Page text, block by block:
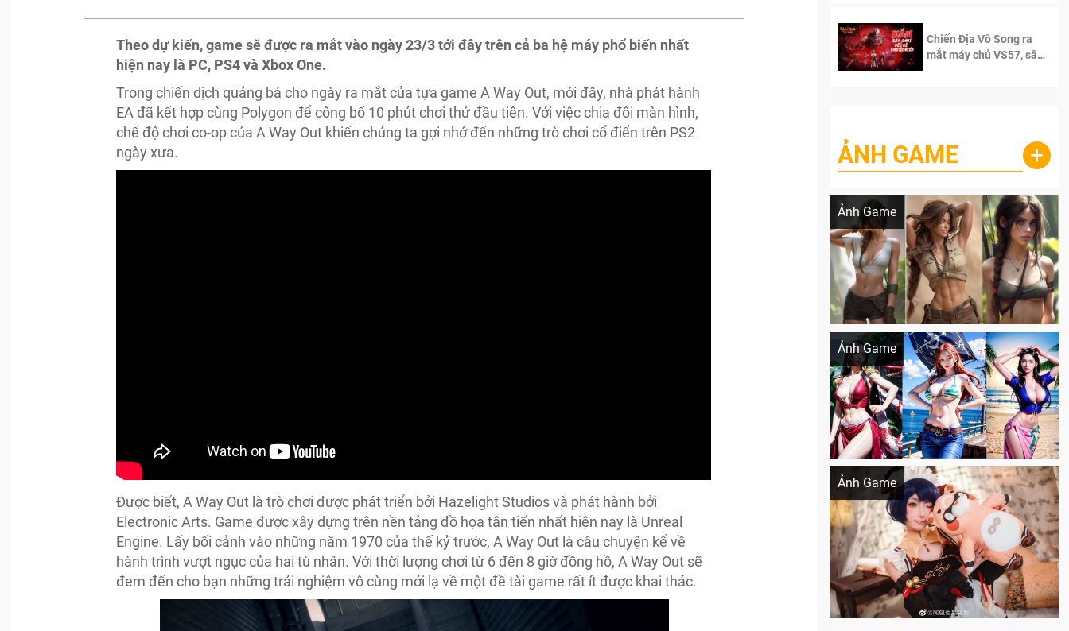
Theo dự kiến, game sẽ được ra mắt vào ngày 23/3 tới đây trên cả ba hệ máy phổ biến nhất
hiện nay là PC, PS4 và Xbox One.
Trong chiến dịch quảng bá cho ngày ra mắt của tựa game A Way Out, mới đây, nhà phát hành
EA đã kết hợp cùng Polygon để công bố 10 phút chơi thử đầu tiên. Với việc chia đôi màn hình,
chế độ chơi co-op của A Way Out khiến chúng ta gợi nhớ đến những trò chơi cổ điển trên PS2
ngày xưa.
Được biết, A Way Out là trò chơi được phát triển bởi Hazelight Studios và phát hành bởi
Electronic Arts. Game được xây dựng trên nền tảng đồ họa tân tiến nhất hiện nay là Unreal
Engine. Lấy bối cảnh vào những năm 1970 của thế kỷ trước, A Way Out là câu chuyện kể về
hành trình vượt ngục của hai tù nhân. Với thời lượng chơi từ 6 đến 8 giờ đồng hồ, A Way Out sẽ
đem đến cho bạn những trải nghiệm vô cùng mới lạ về một đề tài game rất ít được khai thác.
Chiến Địa Vô Song ra
mắt máy chủ VS57, sân
ẢNH GAME +
Ảnh Game
Lala Croft vừa nóng vừa xinh dưới nét vẽ
Ảnh Game
Khi AI Cosplay gái đẹp One Piece
Ảnh Game
Cosplay Xiangling siêu cute